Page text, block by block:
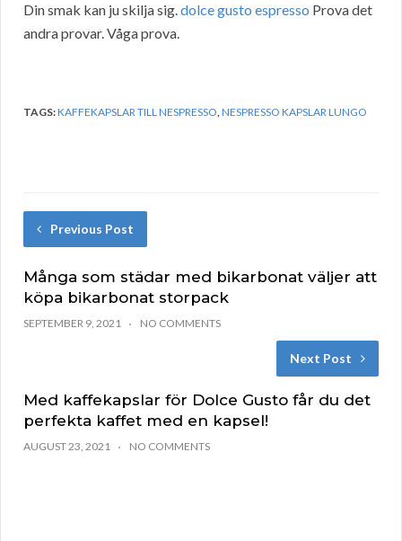
Din smak kan ju skilja sig.dolce gusto espresso Prova det
andra provar. Våga prova.
TAGS:KAFFEKAPSLAR TILL NESPRESSO,NESPRESSO KAPSLAR LUNGO
Previous Post
Många som städar med bikarbonat väljer att
köpa bikarbonat storpack
SEPTEMBER 9, 2021 NO COMMENTS
Next Post
Med kaffekapslar för Dolce Gusto får du det
perfekta kaffet med en kapsel!
AUGUST 23, 2021 NO COMMENTS